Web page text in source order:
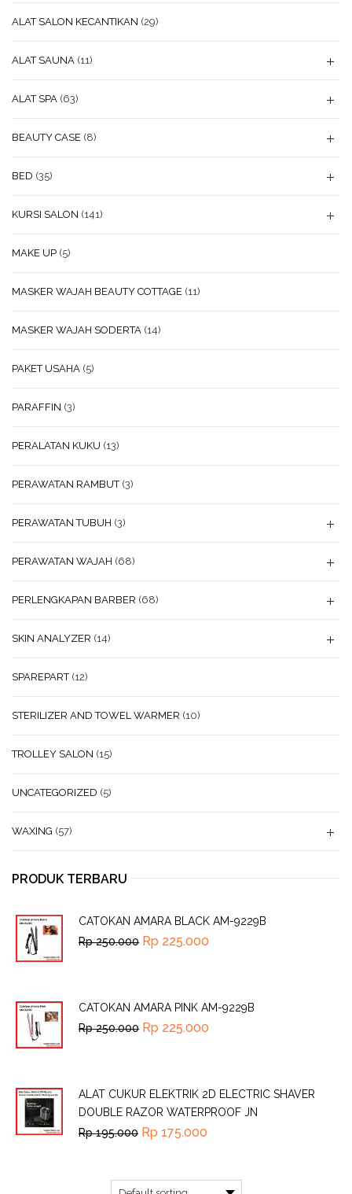
ALAT SALON KECANTIKAN (29)
ALAT SAUNA (11)
ALAT SPA (63)
BEAUTY CASE (8)
BED (35)
KURSI SALON (141)
MAKE UP (5)
MASKER WAJAH BEAUTY COTTAGE (11)
MASKER WAJAH SODERTA (14)
PAKET USAHA (5)
PARAFFIN (3)
PERALATAN KUKU (13)
PERAWATAN RAMBUT (3)
PERAWATAN TUBUH (3)
PERAWATAN WAJAH (68)
PERLENGKAPAN BARBER (68)
SKIN ANALYZER (14)
SPAREPART (12)
STERILIZER AND TOWEL WARMER (10)
TROLLEY SALON (15)
UNCATEGORIZED (5)
WAXING (57)
PRODUK TERBARU
CATOKAN AMARA BLACK AM-9229B
Rp250.000 Rp 225.000
CATOKAN AMARA PINK AM-9229B
Rp250.000 Rp 225.000
ALAT CUKUR ELEKTRIK 2D ELECTRIC SHAVER
DOUBLE RAZOR WATERPROOF JN
Rp195.000 Rp 175.000